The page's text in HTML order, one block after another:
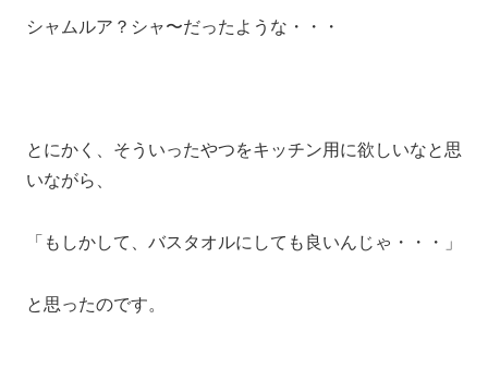
シャムルア？シャ〜だったような・・・
とにかく、そういったやつをキッチン用に欲しいなと思
いながら、
「もしかして、バスタオルにしても良いんじゃ・・・」
と思ったのです。